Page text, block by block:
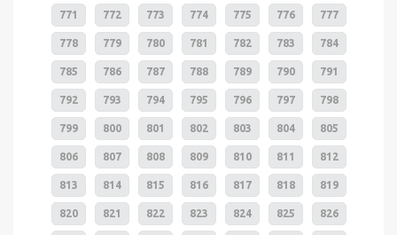
771 772 773 774 775 776 777
778 779 780 781 782 783 784
785 786 787 788 789 790 791
792 793 794 795 796 797 798
799 800 801 802 803 804 805
806 807 808 809 810 811 812
813 814 815 816 817 818 819
820 821 822 823 824 825 826